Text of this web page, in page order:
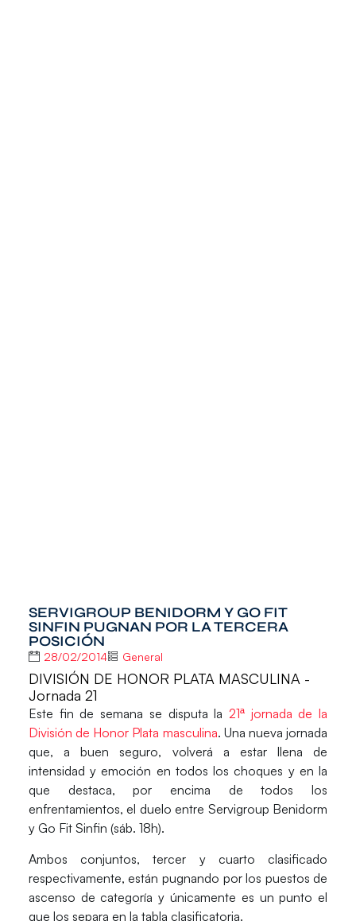
SERVIGROUP BENIDORM Y GO FIT
SINFIN PUGNAN POR LA TERCERA
POSICIÓN
28/02/2014 General
DIVISIÓN DE HONOR PLATA MASCULINA -
Jornada 21
Este fin de semana se disputa la 21ª jornada de la
División de Honor Plata masculina. Una nueva jornada
que, a buen seguro, volverá a estar llena de
intensidad y emoción en todos los choques y en la
que destaca, por encima de todos los
enfrentamientos, el duelo entre Servigroup Benidorm
y Go Fit Sinfin (sáb. 18h).
Ambos conjuntos, tercer y cuarto clasificado
respectivamente, están pugnando por los puestos de
ascenso de categoría y únicamente es un punto el
que los separa en la tabla clasificatoria.